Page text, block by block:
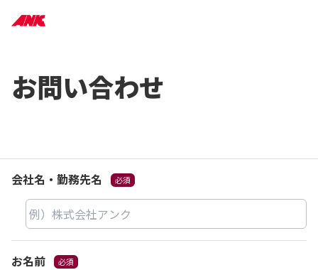
お問い合わせ
会社名・勤務先名
お名前